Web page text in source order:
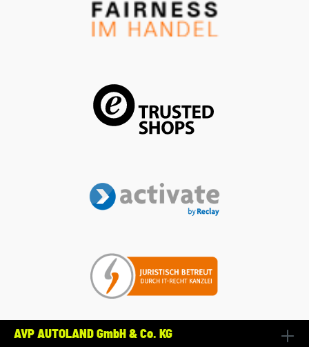
AVP AUTOLAND GmbH & Co. KG